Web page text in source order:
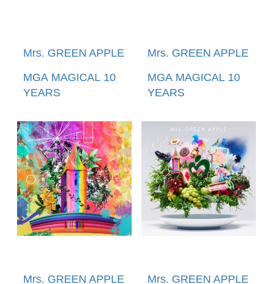
Mrs. GREEN APPLE
MGA MAGICAL 10
YEARS
FILM ～THE
ORIGIN～ (環球官方
進口通常盤2DVD)(預
購至05/20 12:00止)
Mrs. GREEN APPLE
MGA MAGICAL 10
YEARS
FILM～THE ORIGIN
(環球官方進口通常盤
BLU-RAY)(預購至
05/20 12:00止)
Mrs. GREEN APPLE
Mrs. GREEN APPLE